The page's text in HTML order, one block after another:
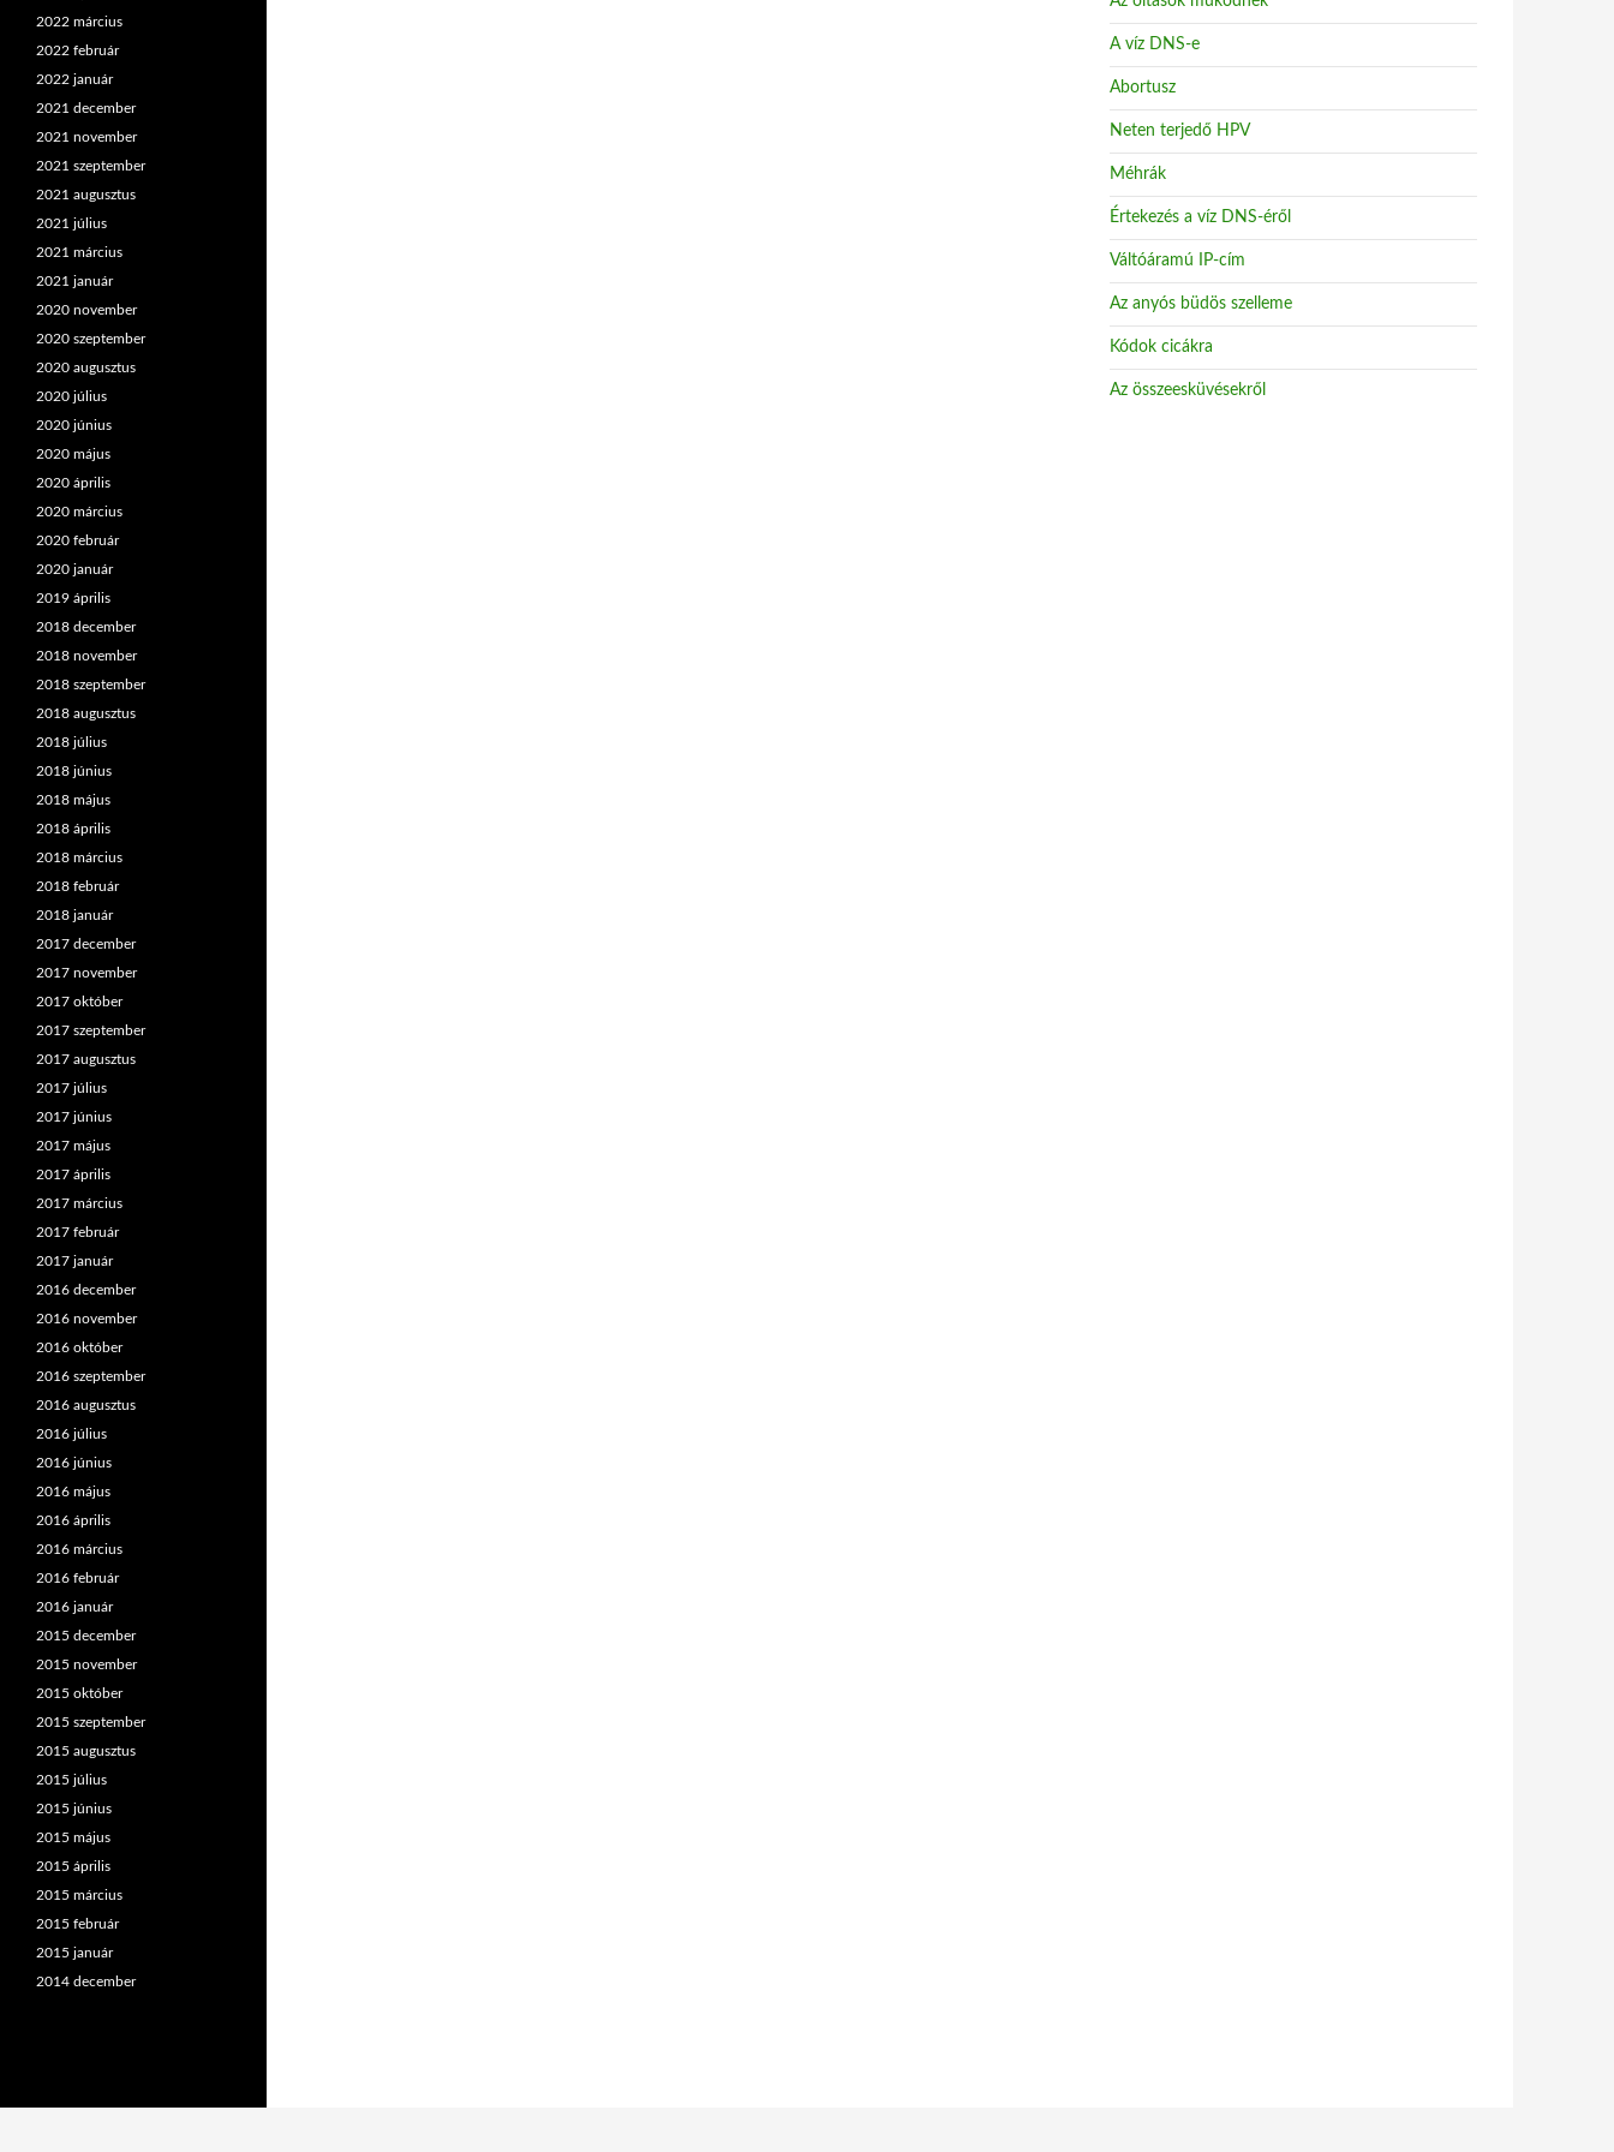
A víz DNS-e
Abortusz
Neten terjedő HPV
Méhrák
Értekezés a víz DNS-éről
Váltóáramú IP-cím
Az anyós büdös szelleme
Kódok cicákra
Az összeesküvésekről
2022 március
2022 február
2022 január
2021 december
2021 november
2021 szeptember
2021 augusztus
2021 július
2021 március
2021 január
2020 november
2020 szeptember
2020 augusztus
2020 július
2020 június
2020 május
2020 április
2020 március
2020 február
2020 január
2019 április
2018 december
2018 november
2018 szeptember
2018 augusztus
2018 július
2018 június
2018 május
2018 április
2018 március
2018 február
2018 január
2017 december
2017 november
2017 október
2017 szeptember
2017 augusztus
2017 július
2017 június
2017 május
2017 április
2017 március
2017 február
2017 január
2016 december
2016 november
2016 október
2016 szeptember
2016 augusztus
2016 július
2016 június
2016 május
2016 április
2016 március
2016 február
2016 január
2015 december
2015 november
2015 október
2015 szeptember
2015 augusztus
2015 július
2015 június
2015 május
2015 április
2015 március
2015 február
2015 január
2014 december